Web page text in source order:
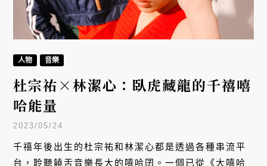
人物 音樂
杜宗祐×林潔心：臥虎藏龍的千禧嘻
哈能量
2023/05/24
千禧年後出生的杜宗祐和林潔心都是透過各種串流平
台，聆聽饒舌音樂長大的嘻哈囝。一個已從《大嘻哈